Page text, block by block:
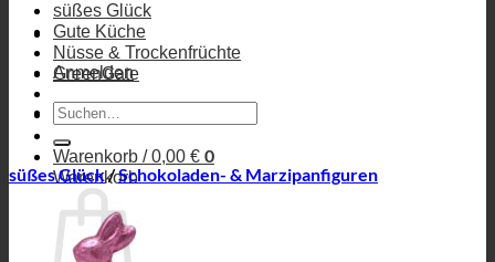
Anmelden
Warenkorb /0,00 € 0
Warenkorb
süßes Glück
Gute Küche
Nüsse & Trockenfrüchte
GreenGate
Suchen
nach:
süßes Glück/Schokoladen- & Marzipanfiguren